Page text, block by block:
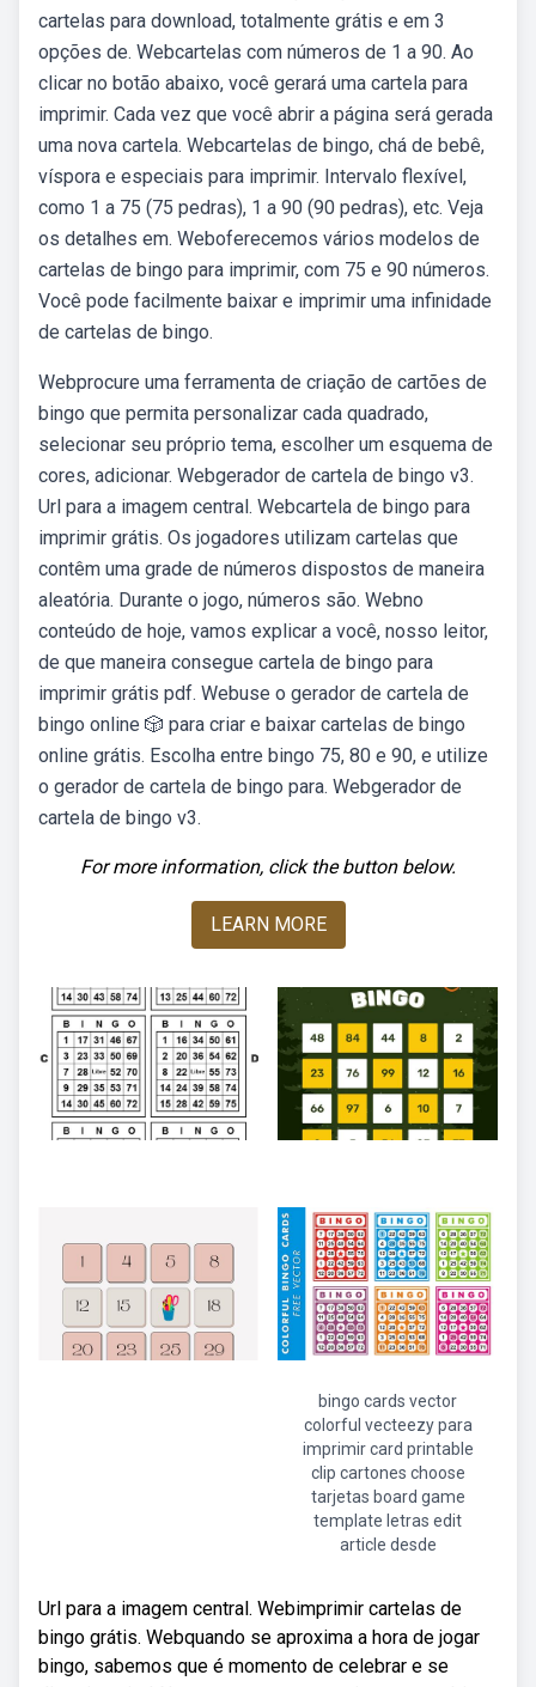
cartelas para download, totalmente grátis e em 3
opções de. Webcartelas com números de 1 a 90. Ao
clicar no botão abaixo, você gerará uma cartela para
imprimir. Cada vez que você abrir a página será gerada
uma nova cartela. Webcartelas de bingo, chá de bebê,
víspora e especiais para imprimir. Intervalo flexível,
como 1 a 75 (75 pedras), 1 a 90 (90 pedras), etc. Veja
os detalhes em. Weboferecemos vários modelos de
cartelas de bingo para imprimir, com 75 e 90 números.
Você pode facilmente baixar e imprimir uma infinidade
de cartelas de bingo.
Webprocure uma ferramenta de criação de cartões de
bingo que permita personalizar cada quadrado,
selecionar seu próprio tema, escolher um esquema de
cores, adicionar. Webgerador de cartela de bingo v3.
Url para a imagem central. Webcartela de bingo para
imprimir grátis. Os jogadores utilizam cartelas que
contêm uma grade de números dispostos de maneira
aleatória. Durante o jogo, números são. Webno
conteúdo de hoje, vamos explicar a você, nosso leitor,
de que maneira consegue cartela de bingo para
imprimir grátis pdf. Webuse o gerador de cartela de
bingo online 🎲 para criar e baixar cartelas de bingo
online grátis. Escolha entre bingo 75, 80 e 90, e utilize
o gerador de cartela de bingo para. Webgerador de
cartela de bingo v3.
For more information, click the button below.
LEARN MORE
bingo cards vector
colorful vecteezy para
imprimir card printable
clip cartones choose
tarjetas board game
template letras edit
article desde
Url para a imagem central. Webimprimir cartelas de
bingo grátis. Webquando se aproxima a hora de jogar
bingo, sabemos que é momento de celebrar e se